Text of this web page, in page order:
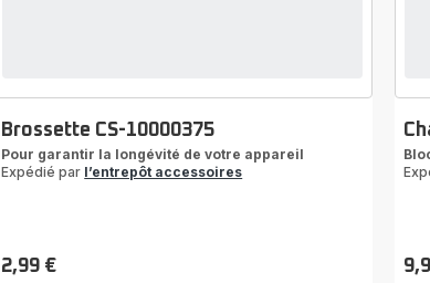
Brossette CS-10000375
Pour garantir la longévité de votre appareil
Expédié par l’entrepôt accessoires
Prix
2,99 € Prix